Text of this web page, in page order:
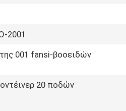
2001
001 fansi-βοοειδών
20 ποδών